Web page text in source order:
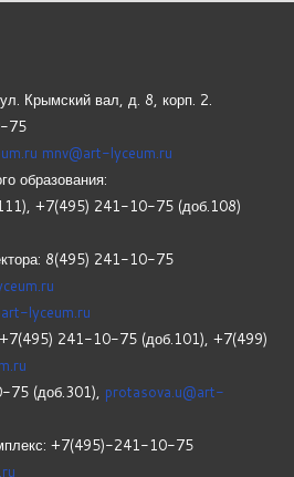
Крымский вал, д. 8, корп. 2.
75
mnv@art-lyceum.ru
образования:
+7(495) 241-10-75 (доб.108)
8(495) 241-10-75
lyceum.ru
+7(495) 241-10-75 (доб.101), +7(499)
75 (доб.301), protasova.u@art-
+7(495)-241-10-75